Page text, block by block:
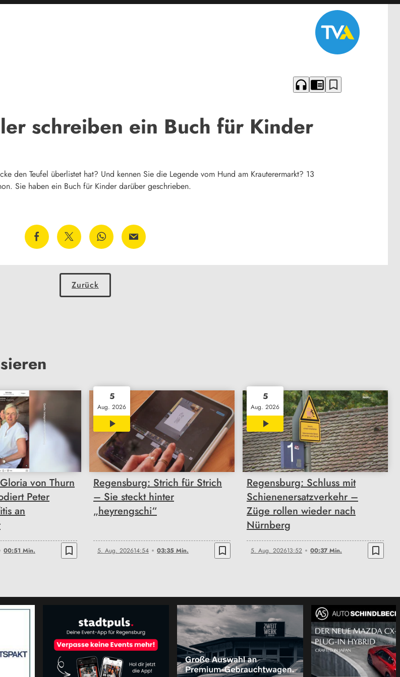
headphones chrome_reader_mode bookmark_border
schreiben ein Buch für Kinder
den Teufel überlistet hat? Und kennen Sie die Legende vom Hund am Krauterermarkt? 13
Sie haben ein Buch für Kinder darüber geschrieben.
Zurück
von Thurn
Peter
an
00:51 Min. bookmark_border
5
Aug. 2026
03:35
Regensburg: Strich für Strich
– Sie steckt hinter
„heyrengschi“
5. Aug. 202614:54 03:35 Min. bookmark_border
5
Aug. 2026
00:37
Regensburg: Schluss mit
Schienenersatzverkehr –
Züge rollen wieder nach
Nürnberg
5. Aug. 202613:52 00:37 Min. bookmark_border